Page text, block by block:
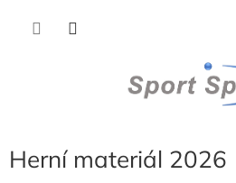
Herní materiál 2026